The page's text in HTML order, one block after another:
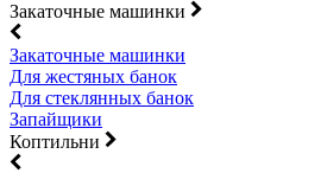
Закаточные машинки
Закаточные машинки
Для жестяных банок
Для стеклянных банок
Запайщики
Коптильни